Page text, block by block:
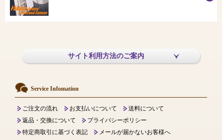
サイト利用方法のご案内
Service Infomation
ご注文の流れ お支払いについて
送料について
返品・交換について
プライバシーポリシー
特定商取引に基づく表記
メールが届かないお客様へ